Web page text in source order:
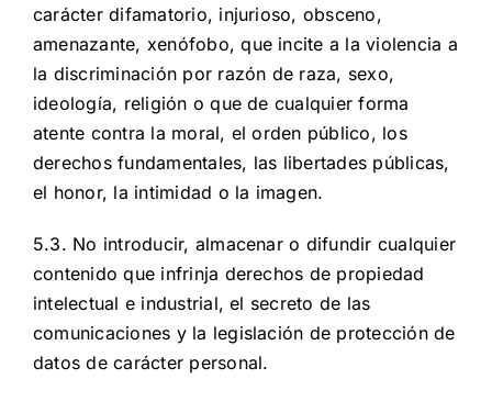
carácter difamatorio, injurioso, obsceno,
amenazante, xenófobo, que incite a la violencia a
la discriminación por razón de raza, sexo,
ideología, religión o que de cualquier forma
atente contra la moral, el orden público, los
derechos fundamentales, las libertades públicas,
el honor, la intimidad o la imagen.
5.3. No introducir, almacenar o difundir cualquier
contenido que infrinja derechos de propiedad
intelectual e industrial, el secreto de las
comunicaciones y la legislación de protección de
datos de carácter personal.